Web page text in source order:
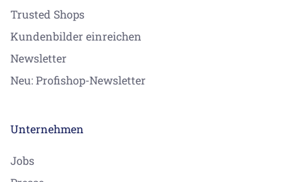
Trusted Shops
Kundenbilder einreichen
Newsletter
Neu: Profishop-Newsletter
Unternehmen
Jobs